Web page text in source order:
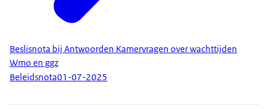
Beslisnota bij Antwoorden Kamervragen over wachttijden
Wmo en ggz
Beleidsnota01-07-2025